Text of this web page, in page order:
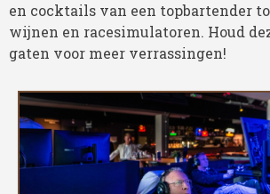
en cocktails van een topbartender
wijnen en racesimulatoren. Houd
gaten voor meer verrassingen!